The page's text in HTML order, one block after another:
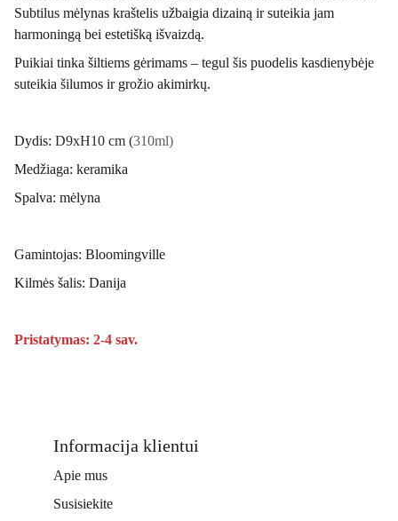
Subtilus mėlynas kraštelis užbaigia dizainą ir suteikia jam
harmoningą bei estetišką išvaizdą.
Puikiai tinka šiltiems gėrimams – tegul šis puodelis kasdienybėje
suteikia šilumos ir grožio akimirkų.
Dydis: D9xH10 cm (310ml)
Medžiaga: keramika
Spalva: mėlyna
Gamintojas: Bloomingville
Kilmės šalis: Danija
Pristatymas: 2-4 sav.
Apie mus
Informacija klientui
Susisiekite